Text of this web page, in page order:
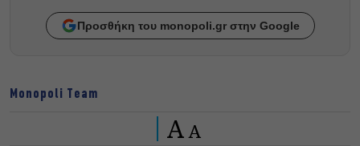
Προσθήκη του monopoli.gr στην Google
Monopoli Team
A A